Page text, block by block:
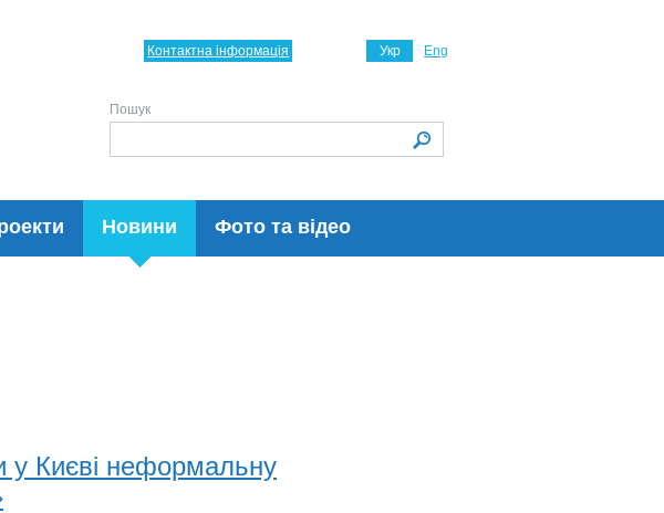
Новини Фото та відео
Укр Eng
Контактна інформація
Пошук
у Києві неформальну